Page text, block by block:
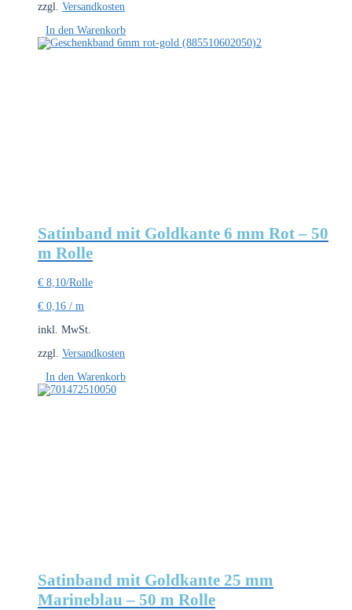
zzgl. Versandkosten
In den Warenkorb
Satinband mit Goldkante 6 mm Rot – 50
m Rolle
€ 8,10/Rolle
€ 0,16 / m
inkl. MwSt.
zzgl. Versandkosten
In den Warenkorb
Satinband mit Goldkante 25 mm
Marineblau – 50 m Rolle